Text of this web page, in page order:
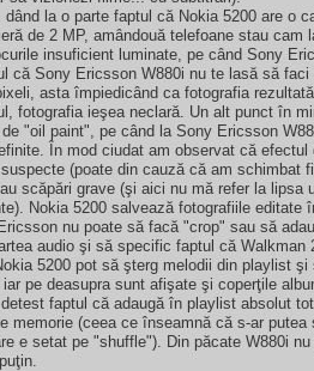
la o parte faptul că Nokia 5200 are o
de 2 MP, amândouă telefoane stau cam
insuficient luminate, pe când Sony
că Sony Ericsson W880i nu te lasă să
asta împiedicând ca fotografia
fotografia ieşea neclară. Un alt punct în
"oil paint", pe când la Sony Ericsson
În mod ciudat am observat că
(poate din cauză că am schimbat
scăpări grave (şi aici nu mă refer la lipsa
Nokia 5200 salvează fotografiile editate
nu poate să facă "crop" sau să
audio şi să specific faptul că Walkman
5200 pot să şterg melodii din playlist
pe deasupra sunt afişate şi coperţile
faptul că adaugă în playlist absolut
memorie (ceea ce înseamnă că s-ar
e setat pe "shuffle"). Din păcate W880i